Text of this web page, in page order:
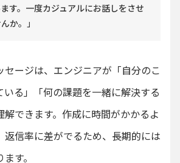
す。一度カジュアルにお話しをさせ
か。」
セージは、エンジニアが「自分のこ
いる」「何の課題を一緒に解決する
解できます。作成に時間がかかるよ
返信率に差がでるため、長期的には
す。